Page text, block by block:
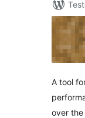
A tool
over